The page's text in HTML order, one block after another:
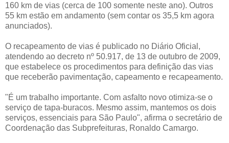
160 km de vias (cerca de 100 somente neste ano). Outros
55 km estão em andamento (sem contar os 35,5 km agora
anunciados).
O recapeamento de vias é publicado no Diário Oficial,
atendendo ao decreto nº 50.917, de 13 de outubro de 2009,
que estabelece os procedimentos para definição das vias
que receberão pavimentação, capeamento e recapeamento.
"É um trabalho importante. Com asfalto novo otimiza-se o
serviço de tapa-buracos. Mesmo assim, mantemos os dois
serviços, essenciais para São Paulo", afirma o secretário de
Coordenação das Subprefeituras, Ronaldo Camargo.